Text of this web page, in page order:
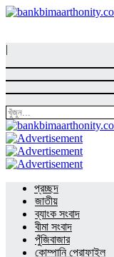
|
প্রচ্ছদ
জাতীয়
ব্যাংক সংবাদ
বীমা সংবাদ
পুঁজিবাজার
কোম্পানি প্রোফাইল